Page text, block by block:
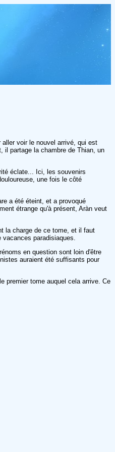
voir le nouvel arrivé, qui est
il partage la chambre de Thian, un
éclate... Ici, les souvenirs
une fois le côté
a été éteint, et a provoqué
étrange qu'à présent, Aràn veut
la charge de ce tome, et il faut
paradisiaques.
en question sont loin d'être
auraient été suffisants pour
premier tome auquel cela arrive. Ce